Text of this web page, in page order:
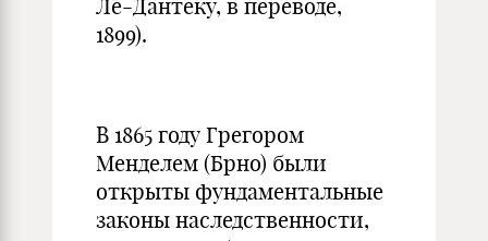
Ле-Дантеку, в переводе,
1899).
В 1865 году Грегором
Менделем (Брно) были
открыты фундаментальные
законы наследственности,